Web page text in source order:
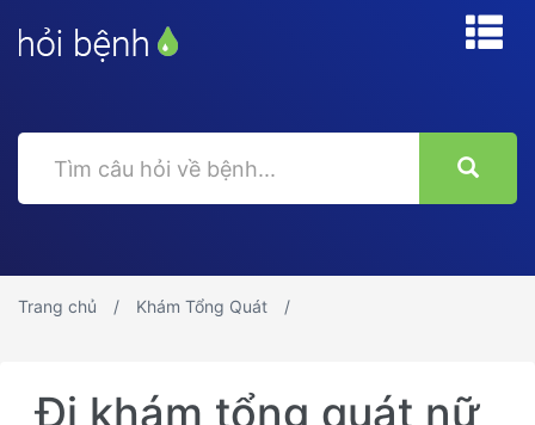
Trang chủ Khám Tổng Quát
Đi khám tổng quát nữ